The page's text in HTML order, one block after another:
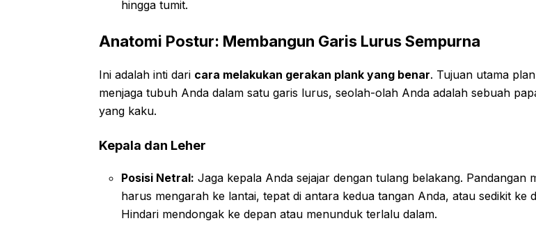
hingga tumit.
Anatomi Postur: Membangun Garis Lurus Sempurna
Ini adalah inti dari cara melakukan gerakan plank yang benar. Tujuan utama
menjaga tubuh Anda dalam satu garis lurus, seolah-olah Anda adalah sebuah
yang kaku.
Kepala dan Leher
Posisi Netral: Jaga kepala Anda sejajar dengan tulang belakang. Pandangan
harus mengarah ke lantai, tepat di antara kedua tangan Anda, atau sedikit ke
Hindari mendongak ke depan atau menunduk terlalu dalam.